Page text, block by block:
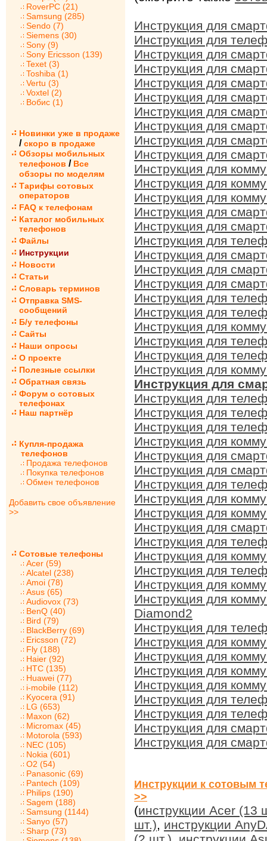
RoverPC (21)
Samsung (285)
Sendo (7)
Siemens (30)
Sony (9)
Sony Ericsson (139)
Texet (3)
Toshiba (1)
Vertu (3)
Voxtel (2)
Вобис (1)
Новинки уже в продаже
/ скоро в продаже
Обзоры мобильных
телефонов / Все
обзоры по моделям
Тарифы сотовых
операторов
FAQ к телефонам
Каталог мобильных
телефонов
Файлы
Инструкции
Новости
Статьи
Словарь терминов
Отправка SMS-
сообщений
Б/у телефоны
Сайты
Наши опросы
О проекте
Полезные ссылки
Обратная связь
Форум о сотовых
телефонах
Наш партнёр
Купля-продажа
телефонов
Продажа телефонов
Покупка телефонов
Обмен телефонов
Добавить свое объявление
>>
Сотовые телефоны
Acer (59)
Alcatel (238)
Amoi (78)
Asus (65)
Audiovox (73)
BenQ (40)
Bird (79)
BlackBerry (69)
Ericsson (72)
Fly (188)
Haier (92)
HTC (135)
Huawei (77)
i-mobile (112)
Kyocera (91)
LG (653)
Maxon (62)
Micromax (45)
Motorola (593)
NEC (105)
Nokia (601)
O2 (54)
Panasonic (69)
Pantech (109)
Philips (190)
Sagem (188)
Samsung (1144)
Sanyo (57)
Sharp (73)
Инструкция для
Инструкция для
Инструкция для
Инструкция для
Инструкция для
Инструкция для
Инструкция для
Инструкция для
Инструкция для
Инструкция для
Инструкция для
Инструкция для
Инструкция для
Инструкция для
Инструкция для
Инструкция для
Инструкция для
Инструкция для
Инструкция для
Инструкция для
Инструкция для
Инструкция для
Инструкция для
Инструкция для
Инструкция для
Инструкция для
Инструкция для
Инструкция для
Инструкция для
Инструкция для
Инструкция для
Инструкция для
Инструкция для
Инструкция для
Инструкция для
Инструкция для
Инструкция для
Инструкция для
Инструкция для
Инструкция для
Инструкция для
Diamond2
Инструкция для
Инструкция для
Инструкция для
Инструкция для
Инструкция для
Инструкция для
Инструкция для
Инструкция для
Инструкция для
Инструкции к сотовым
>>
(инструкции Acer (13
шт.), инструкции